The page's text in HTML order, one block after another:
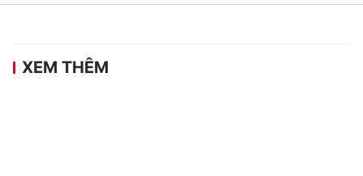
XEM THÊM